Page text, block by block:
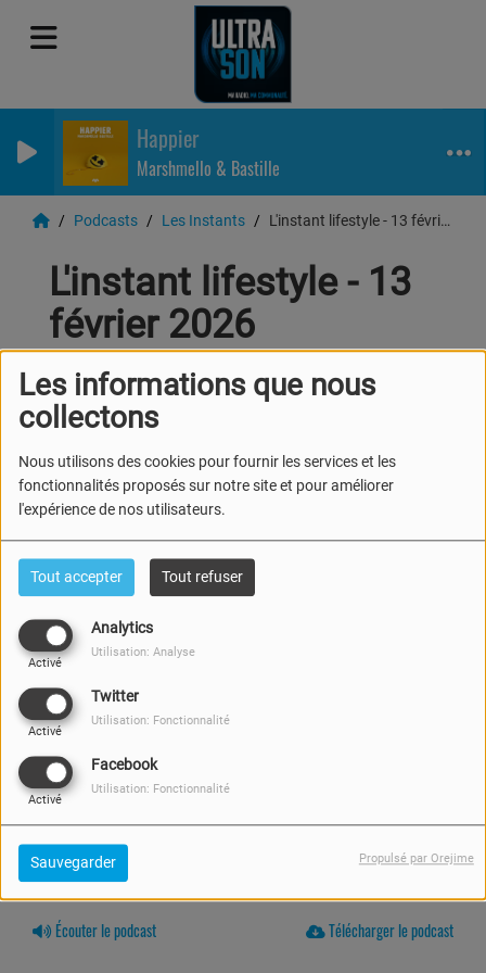
Les informations que nous
collectons
Nous utilisons des cookies pour fournir les services et les
fonctionnalités proposés sur notre site et pour améliorer
l'expérience de nos utilisateurs.
Tout accepter Tout refuser
Analytics
Activé
Utilisation: Analyse
Twitter
Activé
Utilisation: Fonctionnalité
Facebook
Activé
Utilisation: Fonctionnalité
Sauvegarder Propulsé par Orejime
Happier
Marshmello & Bastille
Podcasts Les Instants L'instant lifestyle - 13 février 2026
L'instant lifestyle - 13
février 2026
Écouter le podcast Télécharger le podcast